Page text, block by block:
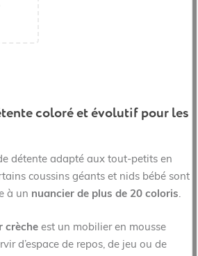
coloré et évolutif pour les
détente adapté aux tout-petits en
coussins géants et nids bébé sont
à un nuancier de plus de 20 coloris.
crèche est un mobilier en mousse
d’espace de repos, de jeu ou de